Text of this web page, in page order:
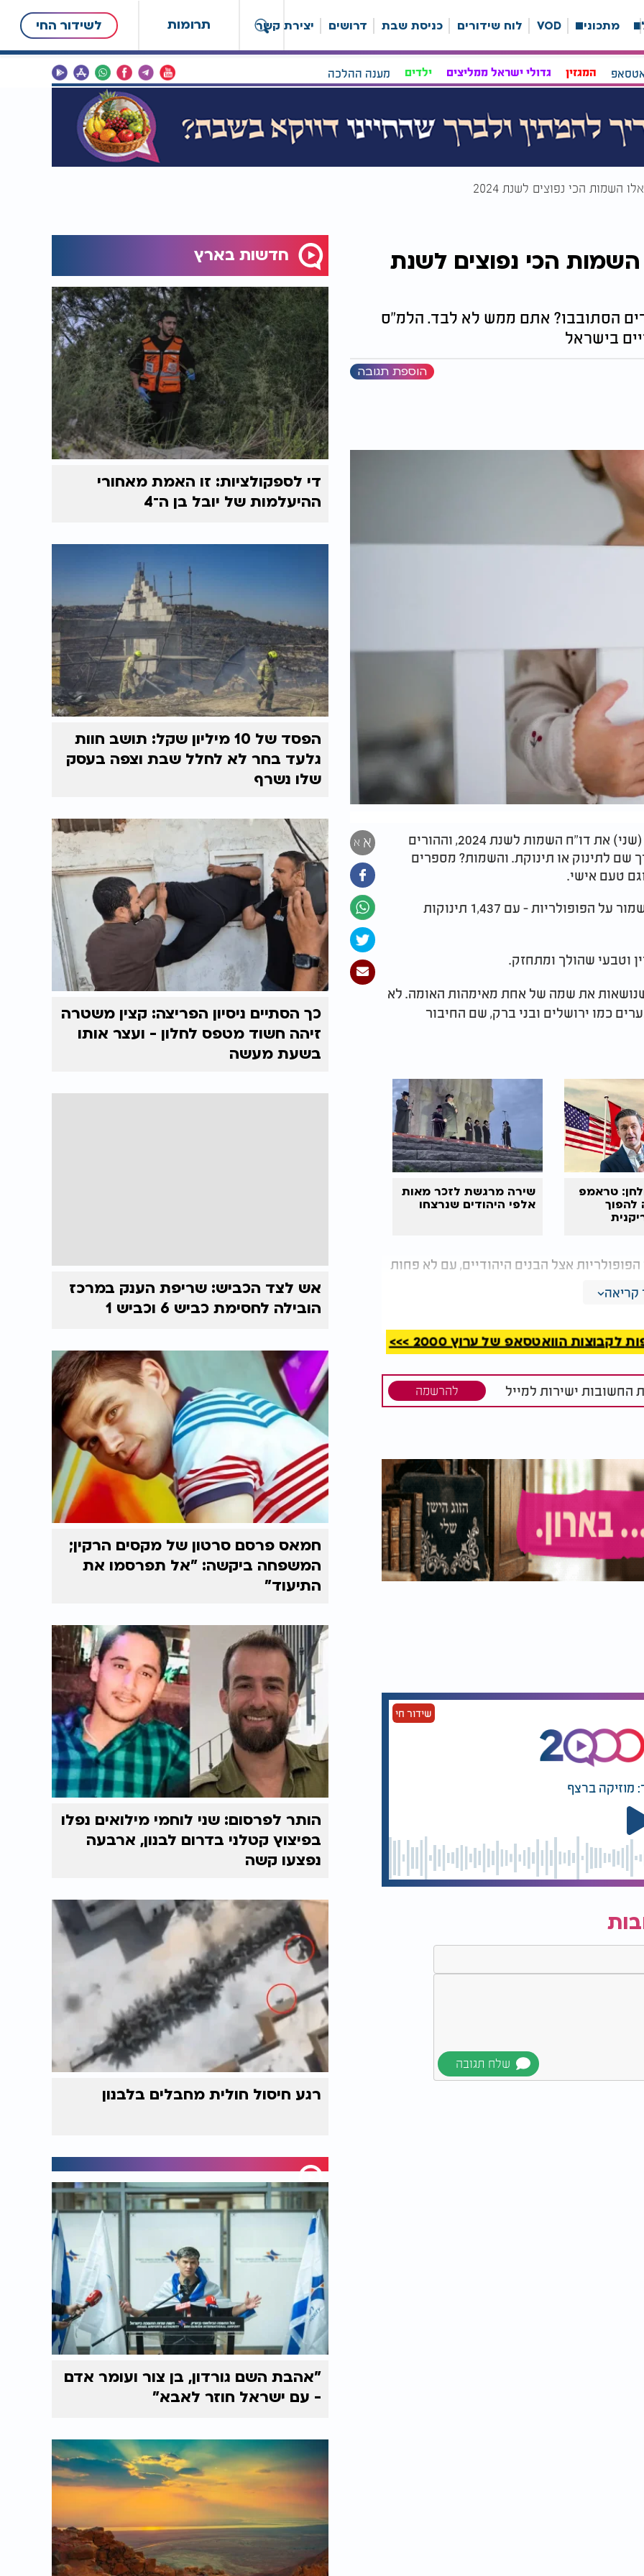
תרומות לשידור החי מתכונים VOD לוח שידורים כניסת שבת דרושים יצירת קשר
המגזין גדולי ישראל ממליצים ילדים מענה ההלכה
השמות הכי נפוצים לשנת 2024
השמות הכי נפוצים לשנת
הסתובבו? אתם ממש לא לבד. הלמ"ס
בישראל
הוספת תגובה
א א
הלשכה המרכזית לסטטיסטיקה פרסמה הבוקר (שני) את דו"ח השמות לשנת 2024, וההורים
לתינוק או תינוקת. והשמות? מספרים
טעם אישי.
ממשיך לשמור על הפופולריות - עם 1,437 תינוקות
שנושאות את שמה של אחת מאימהות האומה. לא
כמו ירושלים ובני ברק, שם החיבור
טראמפ
להפוך
שירה מרגשת לזכר מאות
אלפי היהודים שנרצחו
אצל הבנים היהודיים, עם לא פחות
אבל הנתון המעניין באמת? שיעור ההורים שבוחרים בשם הזה הולך ויורד - מ־17% בעבר
מצד שני, שמות חדשים כמו לביא ואיילה,
הוואטסאפ של ערוץ 2000 >>>
החשובות ישירות למייל להרשמה
שידור חי
מוזיקה ברצף
חדשות בארץ
די לספקולציות: זו האמת מאחורי
ההיעלמות של יובל בן ה־4
הפסד של 10 מיליון שקל: תושב חוות
גלעד בחר לא לחלל שבת וצפה בעסק
שלו נשרף
כך הסתיים ניסיון הפריצה: קצין משטרה
זיהה חשוד מטפס לחלון - ועצר אותו
בשעת מעשה
אש לצד הכביש: שריפת הענק במרכז
הובילה לחסימת כביש 6 וכביש 1
חמאס פרסם סרטון של מקסים הרקין;
המשפחה ביקשה: "אל תפרסמו את
התיעוד"
הותר לפרסום: שני לוחמי מילואים נפלו
בפיצוץ קטלני בדרום לבנון, ארבעה
נפצעו קשה
רגע חיסול חולית מחבלים בלבנון
"אהבת השם גורדון, בן צור ועומר אדם
- עם ישראל חוזר לאבא"